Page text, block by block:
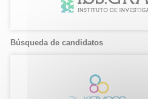
Búsqueda de candidatos